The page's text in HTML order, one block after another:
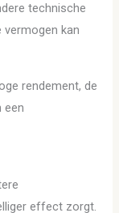
technische
vermogen kan
rendement, de
een
effect zorgt.